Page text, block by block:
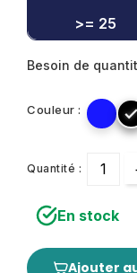
>= 25
Besoin de
Couleur : 
Quantité :
En stock
Ajouter